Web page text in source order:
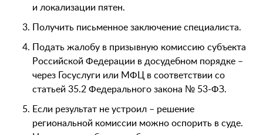
и локализации пятен.
Получить письменное заключение специалиста.
Подать жалобу в призывную комиссию субъекта
Российской Федерации в досудебном порядке –
через Госуслуги или МФЦ в соответствии со
статьей 35.2 Федерального закона № 53-ФЗ.
Если результат не устроил – решение
региональной комиссии можно оспорить в суде.